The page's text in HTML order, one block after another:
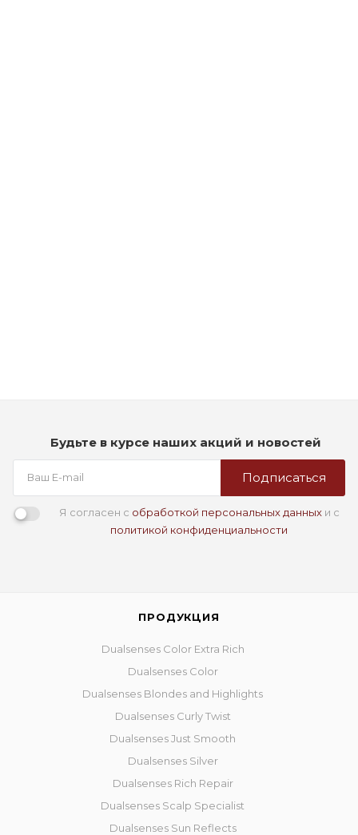
Будьте в курсе наших акций и новостей
Подписаться
Я согласен с обработкой персональных данныхи с
политикой конфиденциальности
ПРОДУКЦИЯ
Dualsenses Color Extra Rich
Dualsenses Color
Dualsenses Blondes and Highlights
Dualsenses Curly Twist
Dualsenses Just Smooth
Dualsenses Silver
Dualsenses Rich Repair
Dualsenses Scalp Specialist
Dualsenses Sun Reflects